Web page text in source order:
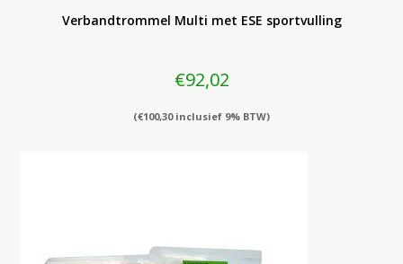
Verbandtrommel Multi met ESE sportvulling
€92,02
(€100,30inclusief 9% BTW)